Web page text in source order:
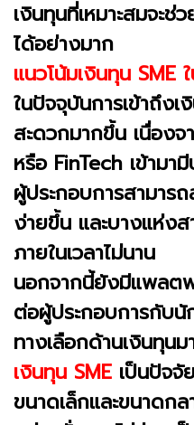
เงินทุนที่เหมาะสมจะช่
ได้อย่างมาก
แนวโน้มเงินทุน SME
ในปัจจุบันการเข้าถึง
สะดวกมากขึ้น เนื่องจ
หรือ FinTech เข้าม
ผู้ประกอบการสามาร
ง่ายขึ้น และบางแห่ง
ภายในเวลาไม่นาน
นอกจากนี้ยังมีแพลต
ต่อผู้ประกอบการกับ
ทางเลือกด้านเงินทุน
เงินทุน SME เป็นปัจ
ขนาดเล็กและขนาดก